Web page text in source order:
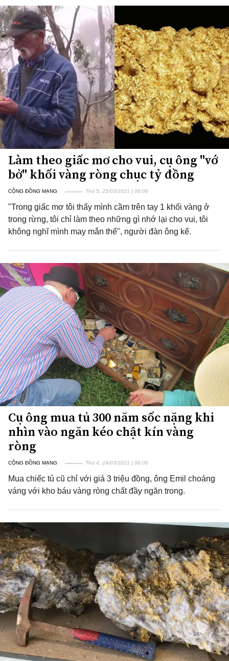
Làm theo giấc mơ cho vui, cụ ông "vớ
bở" khối vàng ròng chục tỷ đồng
CỘNG ĐỒNG MẠNG Thứ 5, 25/03/2021 | 06:06
"Trong giấc mơ tôi thấy mình cầm trên tay 1 khối vàng ở
trong rừng, tôi chỉ làm theo những gì nhớ lại cho vui, tôi
không nghĩ mình may mắn thế", người đàn ông kể.
Cụ ông mua tủ 300 năm sốc nặng khi
nhìn vào ngăn kéo chật kín vàng
ròng
CỘNG ĐỒNG MẠNG Thứ 4, 24/03/2021 | 06:06
Mua chiếc tủ cũ chỉ với giá 3 triệu đồng, ông Emil choáng
váng với kho báu vàng ròng chất đầy ngăn trong.